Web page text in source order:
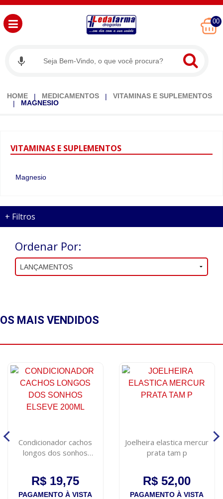
00
HOME MEDICAMENTOS
VITAMINAS E SUPLEMENTOS
MAGNESIO
VITAMINAS E SUPLEMENTOS
Magnesio
+ Filtros
Ordenar Por:
OS MAIS VENDIDOS
Condicionador cachos
longos dos sonhos
R$ 19,75
PAGAMENTO À VISTA
Joelheira elastica mercur
prata tam p
R$ 52,00
PAGAMENTO À VISTA